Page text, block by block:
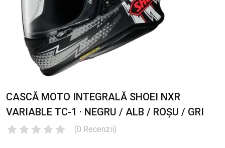
CASCĂ MOTO INTEGRALĂ SHOEI NXR
VARIABLE TC-1 · NEGRU / ALB / ROȘU / GRI
(0 Recenzii)